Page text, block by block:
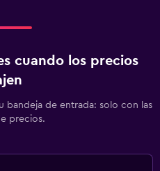
cuando los precios
bandeja de entrada: solo con las
precios.